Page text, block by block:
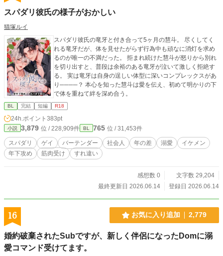
スパダリ彼氏の様子がおかしい
猫塚ルイ
スパダリ彼氏の竜牙と付き合って5ヶ月の慧斗。 尽くしてく
れる竜牙だが、体を見せたがらず行為中も頑なに消灯を求め
るのが唯一の不満だった。 拒まれ続けた慧斗が怒りから別れ
を切り出すと、普段は余裕のある竜牙が泣いて激しく拒絶す
る。 実は竜牙は自身の逞しい体型に深いコンプレックスがあ
り────？ 本心を知った慧斗は愛を伝え、初めて明かりの下
で体を重ねて絆を深め合う。
BL 完結 短編 R18
24h.ポイント 383pt
小説 3,879 位 / 228,909件 BL 765 位 / 31,453件
スパダリ ゲイ バーテンダー 社会人 年の差 溺愛
イケメン
年下攻め
筋肉受け すれ違い
感想数 0
文字数 29,204
最終更新日 2026.06.14
登録日 2026.06.14
16 お気に入り追加 2,779
婚約破棄されたSubですが、新しく伴侶になったDomに溺
愛コマンド受けてます。